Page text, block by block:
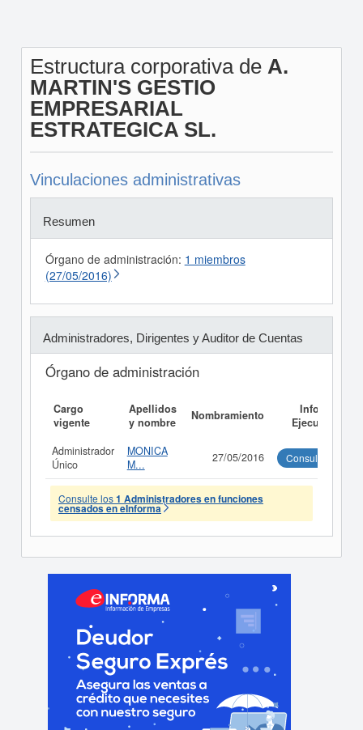
Estructura corporativa de A.
MARTIN'S GESTIO
EMPRESARIAL
ESTRATEGICA SL.
Vinculaciones administrativas
Resumen
Órgano de administración: 1 miembros
(27/05/2016)
Administradores, Dirigentes y Auditor de Cuentas
Órgano de administración
Cargo
vigente
Apellidos
y nombre
Nombramiento
Informe
Ejecutivo
Administrador
Único
MONICA
M...
27/05/2016 Consultar
Consulte los1 Administradores en funciones
censados en eInforma